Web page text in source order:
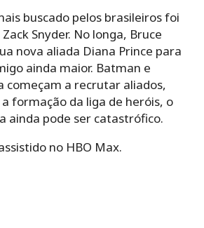
buscado pelos brasileiros foi
Snyder. No longa, Bruce
nova aliada Diana Prince para
ainda maior. Batman e
começam a recrutar aliados,
formação da liga de heróis, o
ainda pode ser catastrófico.
no HBO Max.